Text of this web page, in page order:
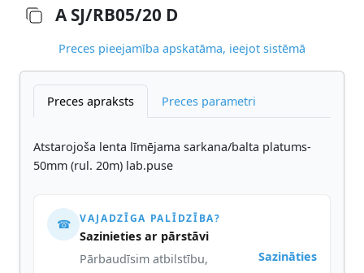
A SJ/RB05/20 D
Preces pieejamība apskatāma, ieejot sistēmā
Preces apraksts Preces parametri
Atstarojoša lenta līmējama sarkana/balta platums-
50mm (rul. 20m) lab.puse
☎ VAJADZĪGA PALĪDZĪBA?
Sazinieties ar pārstāvi
Pārbaudīsim atbilstību,
Sazināties